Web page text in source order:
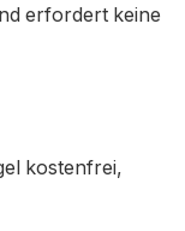
erfordert keine
kostenfrei,